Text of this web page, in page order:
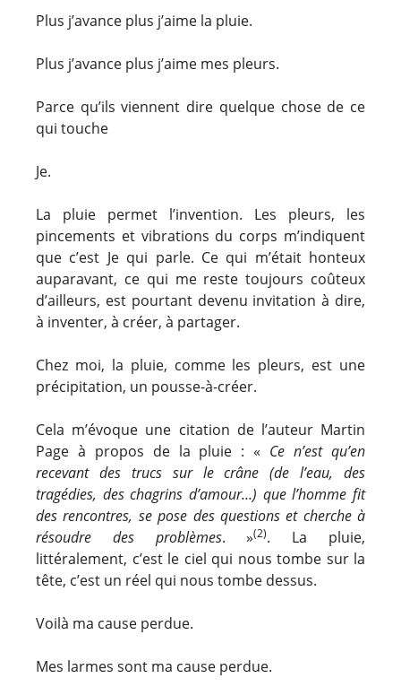
Plus j’avance plus j’aime la pluie.
Plus j’avance plus j’aime mes pleurs.
Parce qu’ils viennent dire quelque chose de ce
qui touche
Je.
La pluie permet l’invention. Les pleurs, les
pincements et vibrations du corps m’indiquent
que c’est Je qui parle. Ce qui m’était honteux
auparavant, ce qui me reste toujours coûteux
d’ailleurs, est pourtant devenu invitation à dire,
à inventer, à créer, à partager.
Chez moi, la pluie, comme les pleurs, est une
précipitation, un pousse-à-créer.
Cela m’évoque une citation de l’auteur Martin
Page à propos de la pluie : « Ce n’est qu’en
recevant des trucs sur le crâne (de l’eau, des
tragédies, des chagrins d’amour…) que l’homme fit
des rencontres, se pose des questions et cherche à
résoudre des problèmes. »(2). La pluie,
littéralement, c’est le ciel qui nous tombe sur la
tête, c’est un réel qui nous tombe dessus.
Voilà ma cause perdue.
Mes larmes sont ma cause perdue.